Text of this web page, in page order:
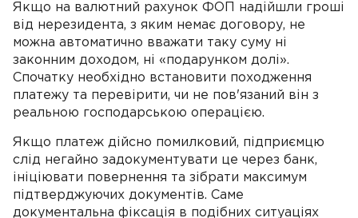
Якщо на валютний рахунок ФОП надійшли гроші
від нерезидента, з яким немає договору, не
можна автоматично вважати таку суму ні
законним доходом, ні «подарунком долі».
Спочатку необхідно встановити походження
платежу та перевірити, чи не пов'язаний він з
реальною господарською операцією.
Якщо платеж дійсно помилковий, підприємцю
слід негайно задокументувати це через банк,
ініціювати повернення та зібрати максимум
підтверджуючих документів. Саме
документальна фіксація в подібних ситуаціях